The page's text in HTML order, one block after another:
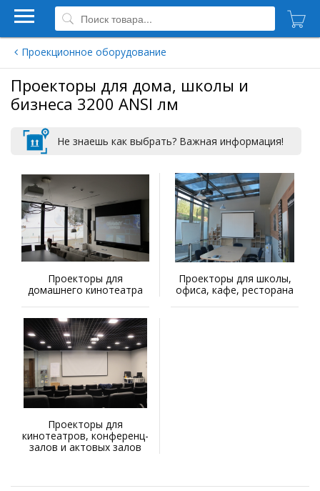
Проекционное оборудование
Проекторы для дома, школы и
бизнеса 3200 ANSI лм
Не знаешь как выбрать? Важная информация!
Проекторы для
домашнего кинотеатра
Проекторы для школы,
офиса, кафе, ресторана
Проекторы для
кинотеатров, конференц-
залов и актовых залов